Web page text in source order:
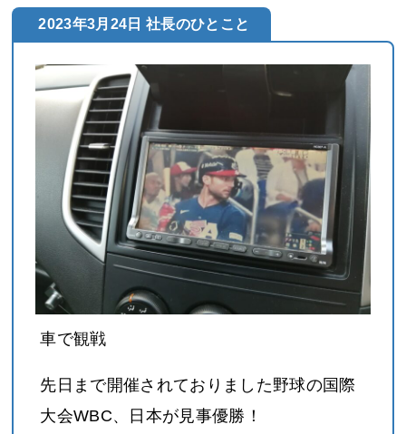
2023年3月24日 社長のひとこと
車で観戦
先日まで開催されておりました野球の国際
大会WBC、日本が見事優勝！